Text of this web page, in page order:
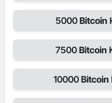
5000Bitcoin
7500Bitcoin
10000Bitcoin